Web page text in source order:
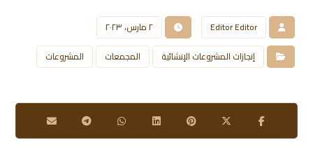
Editor Editor
٢ مارس، ٢٠٢٣
إنجازات المشروعات الإنشائية
المجمعات المشروعات